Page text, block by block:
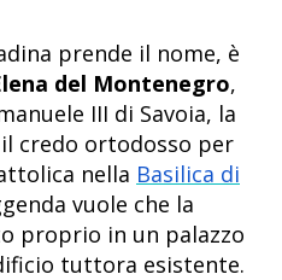
prende il nome, è
del Montenegro,
III di Savoia, la
credo ortodosso per
nella Basilica di
vuole che la
proprio in un palazzo
tuttora esistente.